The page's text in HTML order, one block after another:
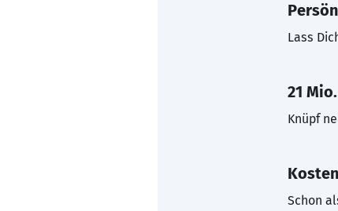
Lass
21
Knüpf
Schon